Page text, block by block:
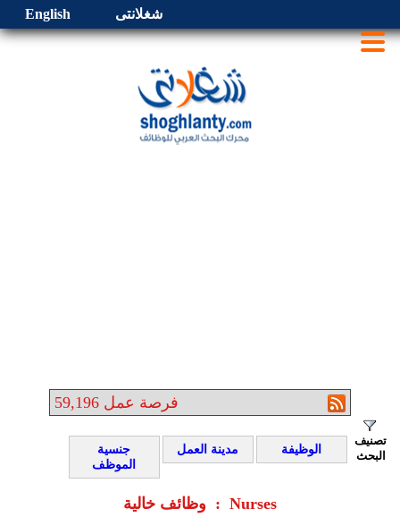
شغلانتى English
59,196 فرصة عمل
تصنيف
البحث
الوظيفة مدينة العمل
جنسية
الموظف
وظائف خالية : Nurses